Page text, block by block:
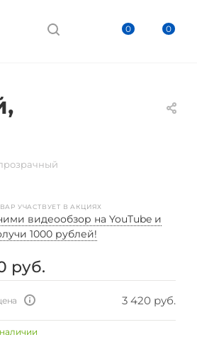
0 0
УЧАСТВУЕТ В АКЦИЯХ
видеообзор на YouTube и
1000 рублей!
руб.
3 420 руб.